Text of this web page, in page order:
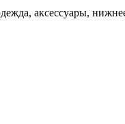
аксессуары,